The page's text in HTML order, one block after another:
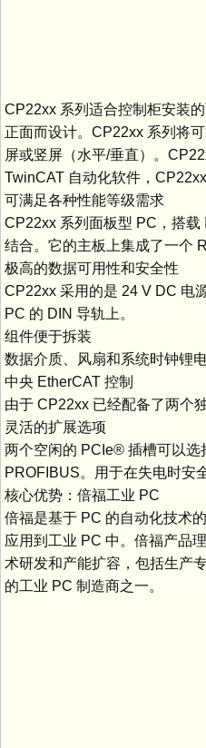
CP22xx 系列适合控制柜安装
正面而设计。CP22xx 系列将
屏或竖屏（水平/垂直）。
TwinCAT 自动化软件，
可满足各种性能等级需求
CP22xx 系列面板型 PC，搭
结合。它的主板上集成了一个
极高的数据可用性和安全性
CP22xx 采用的是 24 V DC 电
PC 的 DIN 导轨上。
组件便于拆装
数据介质、风扇和系统时钟锂
中央 EtherCAT 控制
由于 CP22xx 已经配备了两个
灵活的扩展选项
两个空闲的 PCIe® 插槽可以选
PROFIBUS。用于在失电时安
核心优势：倍福工业 PC
倍福是基于 PC 的自动化技术
应用到工业 PC 中。倍福产品
术研发和产能扩容，包括生产
的工业 PC 制造商之一。